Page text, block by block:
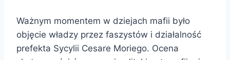
Ważnym momentem w dziejach mafii było
objęcie władzy przez faszystów i działalność
prefekta Sycylii Cesare Moriego. Ocena